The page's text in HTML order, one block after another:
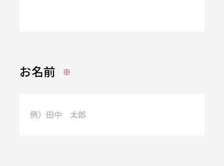
お名前